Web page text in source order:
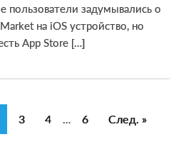
пользователи задумывались о
на iOS устройство, но
App Store […]
G
3
G
4 …
G
6 След. »